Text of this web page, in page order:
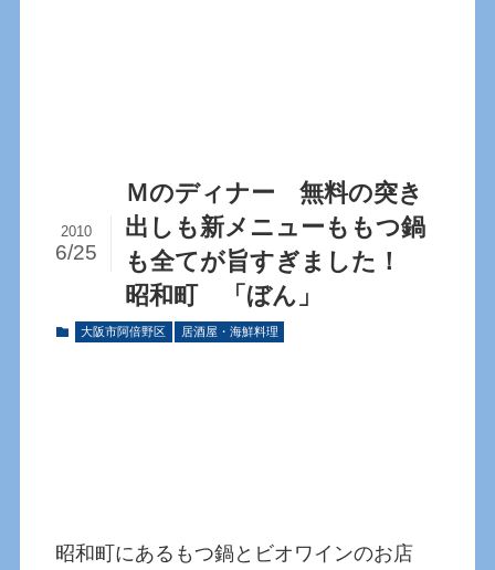
Ｍのディナー 無料の突き
出しも新メニューももつ鍋
も全てが旨すぎました！
昭和町 「ぼん」
2010
6/25
大阪市阿倍野区 居酒屋・海鮮料理
昭和町にあるもつ鍋とビオワインのお店